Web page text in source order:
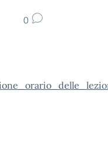
0